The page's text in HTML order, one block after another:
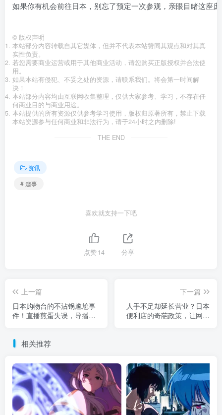
如果你有机会前往日本，别忘了预定一次参观，亲眼目睹这座
© 版权声明
本站部分内容转载自其它媒体，但并不代表本站赞同其观点和对其真
实性负责。
若您需要商业运营或用于其他商业活动，请您购买正版授权并合法使
用。
如果本站有侵犯、不妥之处的资源，请联系我们。将会第一时间解
决！
本站部分内容均由互联网收集整理，仅供大家参考、学习，不存在任
何商业目的与商业用途。
本站提供的所有资源仅供参考学习使用，版权归原著所有，禁止下载
本站资源参与任何商业和非法行为，请于24小时之内删除!
THE END
资讯
# 趣事
喜欢就支持一下吧
点赞14 分享
上一篇
日本购物台的不沾锅尴尬事
件！直播煎蛋失误，导播不
下一篇
人手不足却延长营业？日本
便利店的奇葩政策，让网友
相关推荐